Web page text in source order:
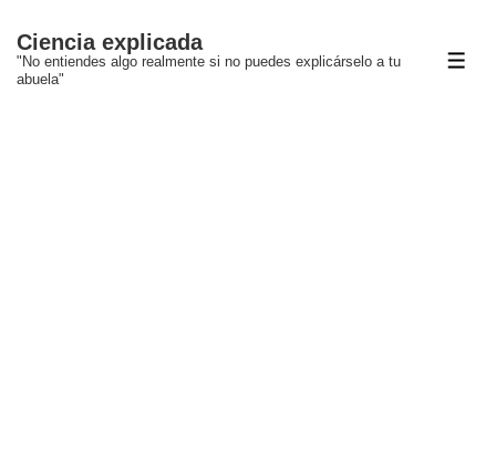
Saltar
Ciencia explicada
"No entiendes algo realmente si no puedes explicárselo a tu
abuela"